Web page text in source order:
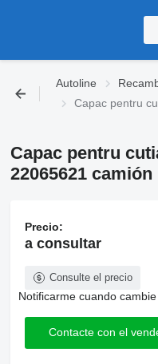
Autoline
Capac pentru
Capac pentru
22065621 camión
Precio:
a consultar
Consulte el precio
Notificarme cuando
Contacte con el